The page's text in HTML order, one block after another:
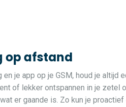
op afstand
je app op je GSM, houd je altijd
of lekker ontspannen in je zetel
er gaande is. Zo kun je